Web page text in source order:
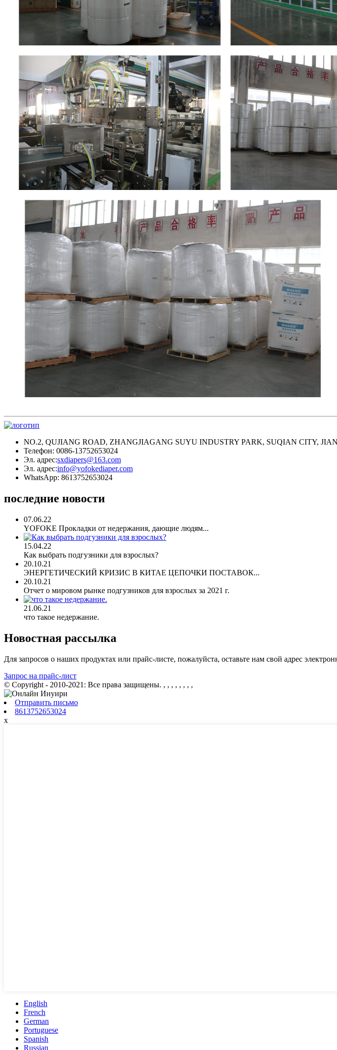
NO.2, QUJIANG ROAD, ZHANGJIAGANG SUYU INDUSTRY PARK, SUQIAN CITY,
Телефон: 0086-13752653024
Эл. адрес:sxdiapers@163.com
Эл. адрес:info@yofokediaper.com
WhatsApp: 8613752653024
последние новости
07.06.22
YOFOKE Прокладки от недержания, дающие людям...
15.04.22
Как выбрать подгузники для взрослых?
20.10.21
ЭНЕРГЕТИЧЕСКИЙ КРИЗИС В КИТАЕ ЦЕПОЧКИ ПОСТАВОК...
20.10.21
Отчет о мировом рынке подгузников для взрослых за 2021 г.
21.06.21
что такое недержание.
Новостная рассылка
Для запросов о наших продуктах или прайс-листе, пожалуйста, оставьте нам свой адрес
Запрос на прайс-лист
© Copyright - 2010-2021: Все права защищены. , , , , , , , ,
Отправить письмо
8613752653024
x
English
French
German
Portuguese
Spanish
Russian